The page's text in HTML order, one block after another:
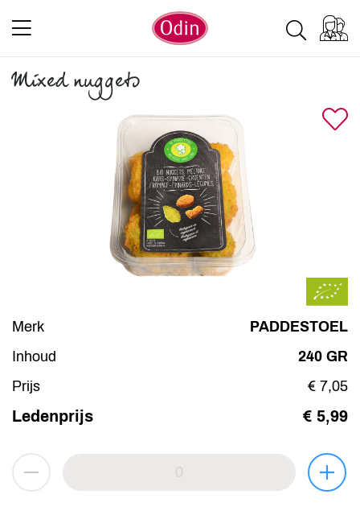
Mixed nuggets
Merk
PADDESTOEL
Inhoud
240 GR
Prijs
€ 7,05
Ledenprijs € 5,99